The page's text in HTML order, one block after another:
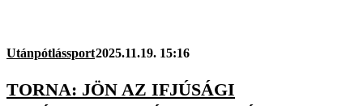
Utánpótlássport2025.11.19. 15:16
TORNA: JÖN AZ IFJÚSÁGI